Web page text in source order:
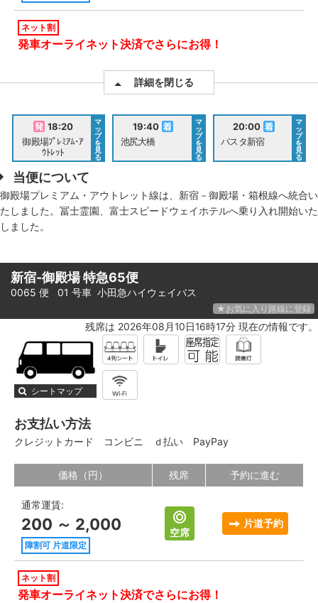
ネット割
発車オーライネット決済でさらにお得！
詳細を閉じる
18:20
御殿場ﾌﾟﾚﾐｱﾑ･ｱ
ｳﾄﾚｯﾄ
マ
ッ
プ
を
見
る
19:40
池尻大橋
マ
ッ
プ
を
見
る
20:00
バスタ新宿
マ
ッ
プ
を
見
る
当便について
御殿場プレミアム・アウトレット線は、新宿－御殿場・箱根線へ統合い
たしました。冨士霊園、富士スピードウェイホテルへ乗り入れ開始いた
しました。
新宿-御殿場 特急65便
0065 便 01 号車 小田急ハイウェイバス
★お気に入り路線に登録
残席は 2026年08月10日16時17分 現在の情報です。
シートマップ
お支払い方法
クレジットカード コンビニ ｄ払い PayPay
価格（円） 残席 予約に進む
通常運賃:
200 ～ 2,000
障割可 片道限定
空席
片道予約
ネット割
発車オーライネット決済でさらにお得！